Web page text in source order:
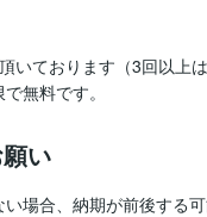
いております（3回以上
無料です。
い
場合、納期が前後する可